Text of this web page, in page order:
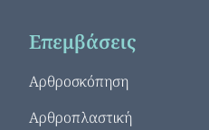
Επεμβάσεις
Αρθροσκόπηση
Αρθροπλαστική